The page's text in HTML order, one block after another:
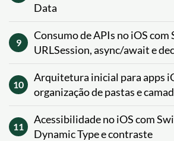
Data
9
Consumo de APIs no iOS
URLSession, async/await e
10
Arquitetura inicial para apps
organização de pastas e
11
Acessibilidade no iOS com
Dynamic Type e contraste